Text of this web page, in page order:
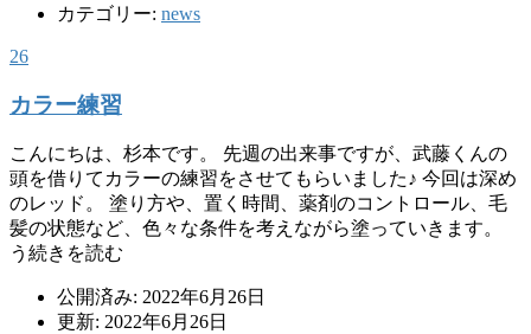
カテゴリー: news
26
カラー練習
こんにちは、杉本です。 先週の出来事ですが、武藤くんの
頭を借りてカラーの練習をさせてもらいました♪ 今回は深め
のレッド。 塗り方や、置く時間、薬剤のコントロール、毛
髪の状態など、色々な条件を考えながら塗っていきます。
う続きを読む
公開済み: 2022年6月26日
更新: 2022年6月26日